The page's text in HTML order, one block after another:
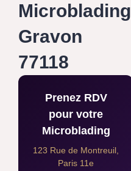
Microblading
Gravon
77118
Prenez RDV
pour votre
Microblading
123 Rue de Montreuil,
Paris 11e